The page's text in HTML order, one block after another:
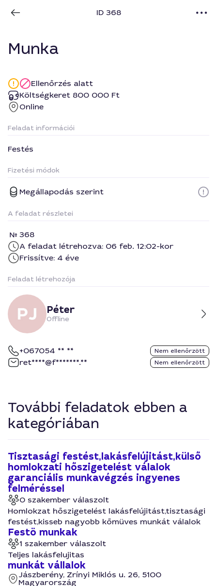
ID 368
Munka
Ellenőrzés alatt
Költségkeret 800 000 Ft
Online
Feladat információi
Festés
Fizetési módok
Megállapodás szerint
A feladat részletei
368
A feladat létrehozva: 06 feb. 12:02-kor
Frissítve: 4 éve
Feladat létrehozója
Péter
Offline
+067054 ** ** Nem ellenőrzött
ret****@f*******.** Nem ellenőrzött
További feladatok ebben a
kategóriában
Tisztasági festést,lakásfelújitást,külső
homlokzati hőszigetelést válalok
garanciális munkavégzés ingyenes
felméréssel
0 szakember válaszolt
Homlokzat hőszigetelést lakásfelújitást,tisztasági
festést,kisseb nagyobb kőmüves munkát válalok
Festö munkak
1 szakember válaszolt
Teljes lakásfelujitas
munkát vállalok
Jászberény, Zrínyi Miklós u. 26, 5100
Magyarország